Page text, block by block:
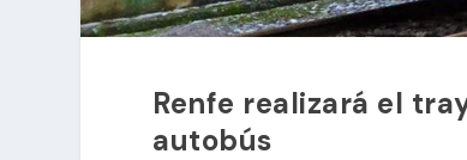
Renfe realizará el
autobús